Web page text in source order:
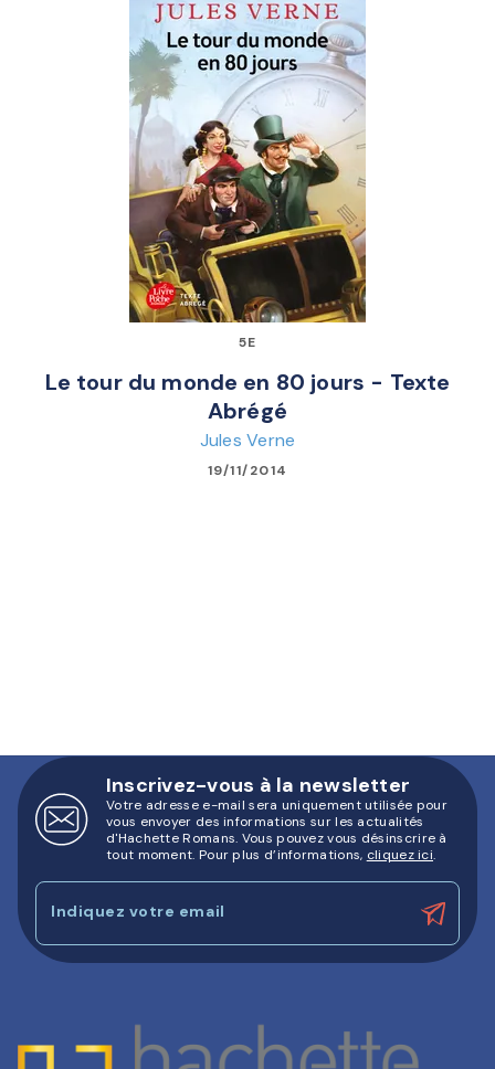
5E
Le tour du monde en 80 jours - Texte
Abrégé
Jules Verne
19/11/2014
Inscrivez-vous à la newsletter
Votre adresse e-mail sera uniquement utilisée pour
vous envoyer des informations sur les actualités
d'Hachette Romans. Vous pouvez vous désinscrire à
tout moment. Pour plus d’informations, cliquez ici.
Indiquez votre email